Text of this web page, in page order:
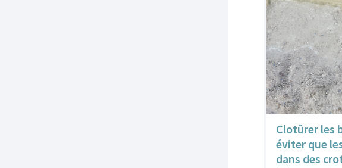
Clotûrer les
éviter que
dans des